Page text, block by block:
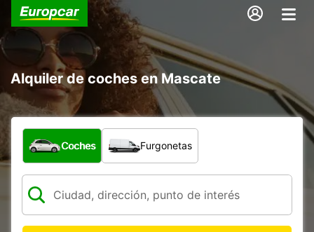
Alquiler de coches en Mascate
¿Qué tipo de vehículo?
Coches Furgonetas